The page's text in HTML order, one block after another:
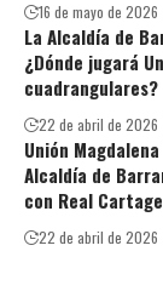
16 de mayo de 2026
La Alcaldía de
¿Dónde jugará
cuadrangulares?
22 de abril de 2026
Unión
Alcaldía de
con Real
22 de abril de 2026